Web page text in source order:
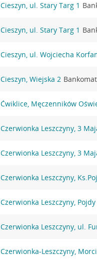
Cieszyn, ul. Stary Targ 1
Cieszyn, ul. Stary Targ 1
Cieszyn, ul. Wojciecha
Cieszyn, Wiejska 2
Ćwiklice, Męczenników
Czerwionka Leszczyny, 3
Czerwionka Leszczyny, 3
Czerwionka Leszczyny,
Czerwionka Leszczyny,
Czerwionka Leszczyny, ul.
Czerwionka-Leszczyny,